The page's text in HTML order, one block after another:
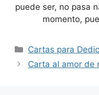
puede ser, no pasa
momento,
Categories
Cartas para
Carta al amor de